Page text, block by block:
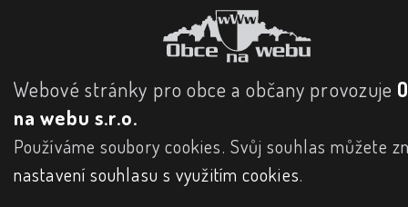
Webové stránky pro obce a občany provozuje
na webu s.r.o.
Používáme soubory cookies. Svůj souhlas můžete
nastavení souhlasu s využitím cookies.